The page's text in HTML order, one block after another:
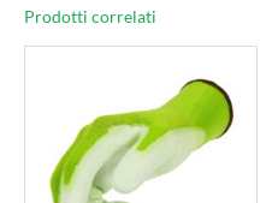
Prodotti correlati